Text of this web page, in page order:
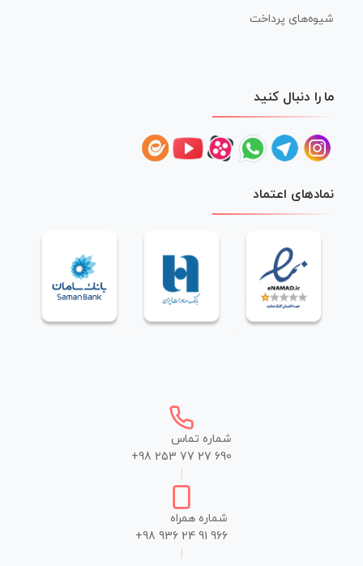
شیوه‌های پرداخت
ما را دنبال کنید
نمادهای اعتماد
شماره تماس
+98 253 77 27 690
شماره همراه
+98 936 24 91 966